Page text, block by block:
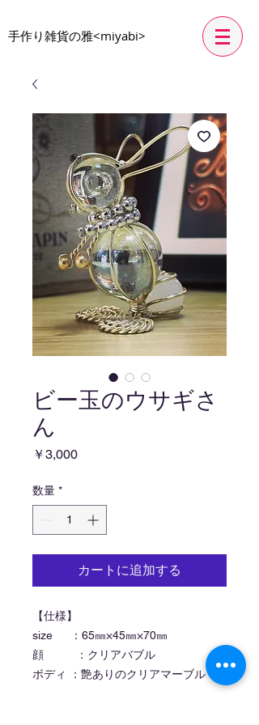
​手作り雑貨の雅<miyabi>
ビー玉のウサギさ
ん
￥3,000価
数量 *
カートに追加する
【仕様】
size ：65㎜×45㎜×70㎜
顔 ：クリアバブル
ボディ ：艶ありのクリアマーブル